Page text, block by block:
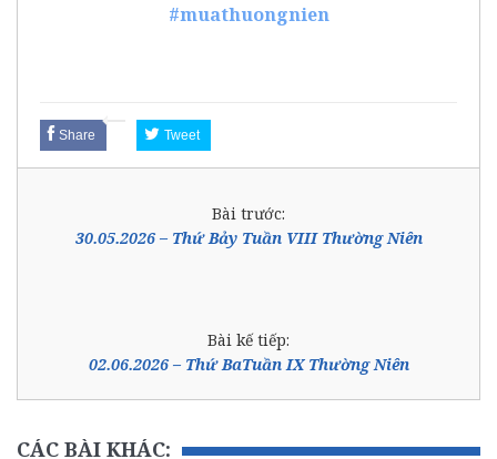
#muathuongnien
Share Tweet
Bài trước:
30.05.2026 – Thứ Bảy Tuần VIII Thường Niên
Bài kế tiếp:
02.06.2026 – Thứ BaTuần IX Thường Niên
CÁC BÀI KHÁC: